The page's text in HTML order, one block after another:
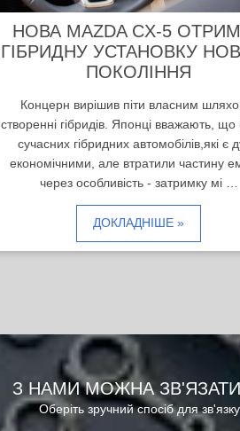
НОВА MAZDA CX-5
ГІБРИДНУ УСТАНОВКУ
ПОКОЛІННЯ
Концерн вирішив піти власним
створенні гібридів. Японці вважають, що
сучасних гібридних автомобілів,які є
економічними, але втратили частину
через особливість - затримку мі …
ДОКЛАДНІШЕ »
З НАМИ МОЖНА
Оберіть зручний спосіб для зв'язку